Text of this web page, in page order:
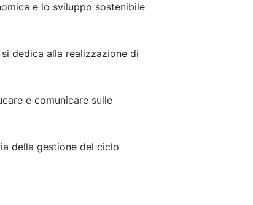
e lo sviluppo sostenibile
dedica alla realizzazione di
e comunicare sulle
della gestione del ciclo